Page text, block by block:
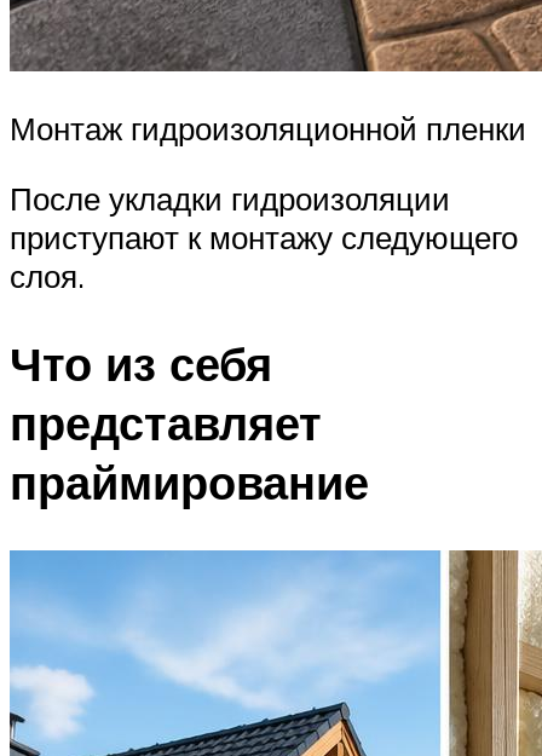
Монтаж гидроизоляционной пленки
После укладки гидроизоляции
приступают к монтажу следующего
слоя.
Что из себя
представляет
праймирование